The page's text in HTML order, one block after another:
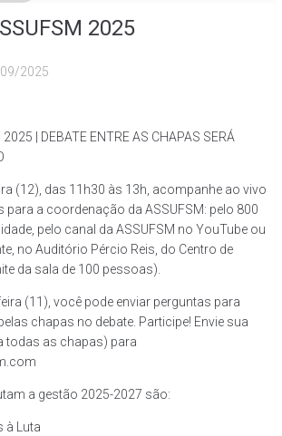
2025
2025
| DEBATE ENTRE AS CHAPAS SERÁ
(12), das 11h30 às 13h, acompanhe ao vivo
para a coordenação da ASSUFSM: pelo 800
pelo canal da ASSUFSM no YouTube ou
no Auditório Pércio Reis, do Centro de
da sala de 100 pessoas).
(11), você pode enviar perguntas para
chapas no debate. Participe! Envie sua
todas as chapas) para
a gestão 2025-2027 são:
à Luta